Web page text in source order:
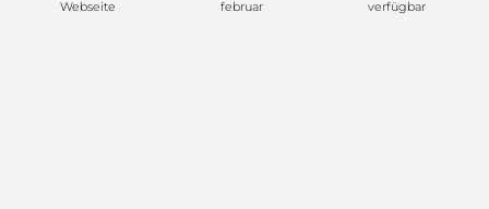
Webseite februar verfügbar